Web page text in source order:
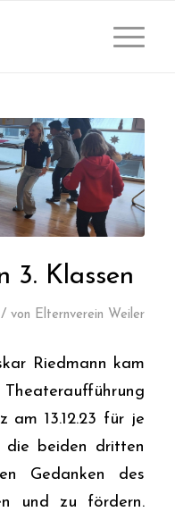
3. Klassen
/ von Elternverein Weiler
Riedmann kam
am 13.12.23 für je
die beiden dritten
Gedanken des
und zu fördern.